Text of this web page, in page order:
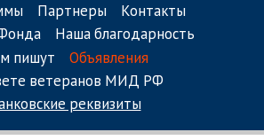
Партнеры
Контакты
Наша благодарность
пишут
Объявления
ветеранов МИД РФ
реквизиты